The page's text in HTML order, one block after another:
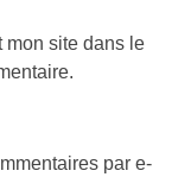
mon site dans le
par e-